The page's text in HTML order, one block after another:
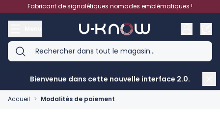
Aller au contenuFabricant de signalétiques nomades emblématiques !
Bienvenue dans cette nouvelle interface 2.0.
Accueil > Modalités de paiement